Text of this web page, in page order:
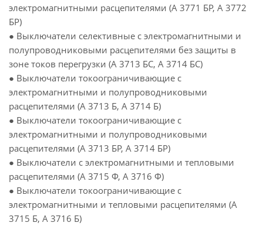
электромагнитными расцепителями (А 3771 БР, А 3772
БР)
● Выключатели селективные с электромагнитными и
полупроводниковыми расцепителями без защиты в
зоне токов перегрузки (А 3713 БС, А 3714 БС)
● Выключатели токоограничивающие с
электромагнитными и полупроводниковыми
расцепителями (А 3713 Б, А 3714 Б)
● Выключатели токоограничивающие с
электромагнитными и полупроводниковыми
расцепителями (А 3713 БР, А 3714 БР)
● Выключатели с электромагнитными и тепловыми
расцепителями (А 3715 Ф, А 3716 Ф)
● Выключатели токоограничивающие с
электромагнитными и тепловыми расцепителями (А
3715 Б, А 3716 Б)